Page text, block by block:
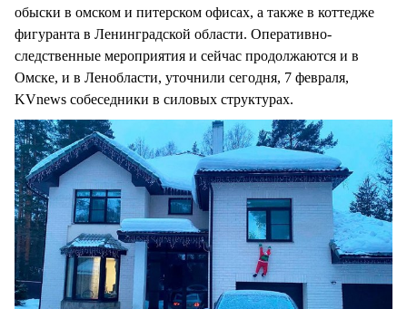
обыски в омском и питерском офисах, а также в коттедже
фигуранта в Ленинградской области. Оперативно-
следственные мероприятия и сейчас продолжаются и в
Омске, и в Ленобласти, уточнили сегодня, 7 февраля,
KVnews собеседники в силовых структурах.